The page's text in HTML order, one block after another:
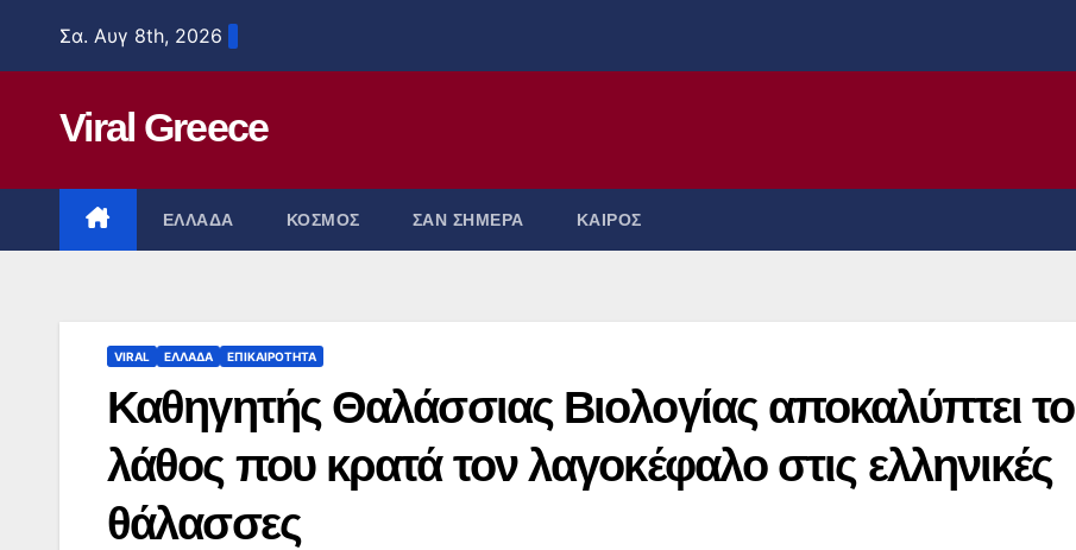
Σα. Αυγ 8th, 2026
Viral Greece
ΕΛΛΑΔΑ ΚΟΣΜΟΣ ΣΑΝ ΣΗΜΕΡΑ ΚΑΙΡΟΣ
VIRAL ΕΛΛΑΔΑ ΕΠΙΚΑΙΡΟΤΗΤΑ
Καθηγητής Θαλάσσιας Βιολογίας αποκαλύπτει το
λάθος που κρατά τον λαγοκέφαλο στις ελληνικές
θάλασσες